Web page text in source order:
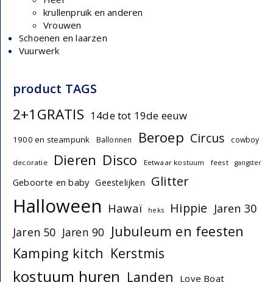
krullenpruik en anderen
Vrouwen
Schoenen en laarzen
Vuurwerk
product TAGS
2+1GRATIS 14de tot 19de eeuw
1900 en steampunk Ballonnen Beroep Circus cowboy
decoratie Dieren Disco Eetwaar kostuum feest gangster
Geboorte en baby Geestelijken Glitter
Halloween Hawaï heks Hippie Jaren 30
Jaren 50 Jaren 90 Jubuleum en feesten
Kamping kitch Kerstmis
kostuum huren Landen Love Boat